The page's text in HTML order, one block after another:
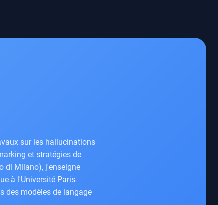
sur les hallucinations
et stratégies de
di Milano), j'enseigne
à l'Université Paris-
des modèles de langage